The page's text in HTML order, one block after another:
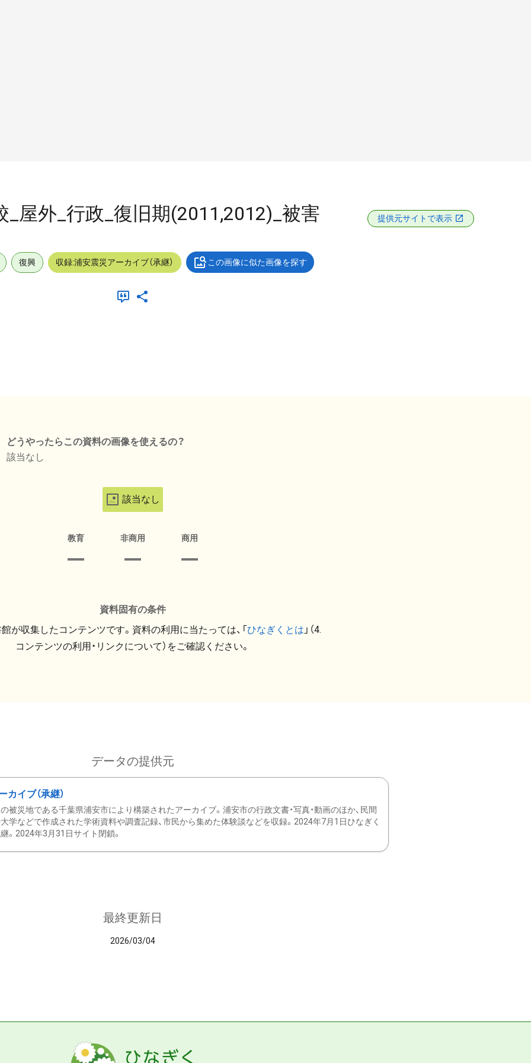
屋外_行政_復旧期(2011,2012)_被害 提供元サイトで表示
復興 収録:浦安震災アーカイブ（承継） この画像に似た画像を探す
どうやったらこの資料の画像を使えるの？
該当なし
該当なし
教育 非商用 商用
資料固有の条件
が収集したコンテンツです。資料の利用に当たっては、「ひなぎくとは 」（4.
コンテンツの利用・リンクについて）をご確認ください。
データの提供元
イブ（承継）
被災地である千葉県浦安市により構築されたアーカイブ。浦安市の行政文書・写真・動画のほか、民間
学などで作成された学術資料や調査記録、市民から集めた体験談などを収録。2024年7月1日ひなぎく
。2024年3月31日サイト閉鎖。
最終更新日
2026/03/04